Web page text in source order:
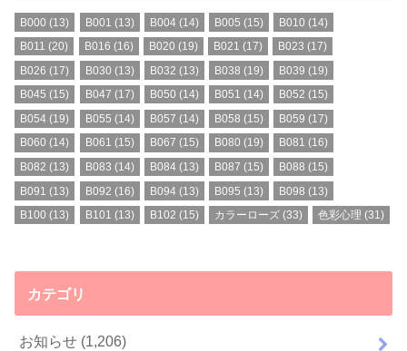
B000 (13) B001 (13) B004(14) B005 (15) B010 (14)
B011 (20) B016 (16) B020 (19) B021 (17) B023 (17)
B026 (17) B030 (13) B032 (13) B038 (19) B039 (19)
B045 (15) B047 (17) B050 (14) B051 (14) B052 (15)
B054 (19) B055 (14) B057 (14) B058 (15) B059 (17)
B060 (14) B061 (15) B067 (15) B080 (19) B081 (16)
B082 (13) B083 (14) B084(13) B087 (15) B088 (15)
B091 (13) B092 (16) B094(13) B095 (13) B098 (13)
B100 (13) B101 (13) B102 (15) カラーローズ (33) 色彩心理 (31)
カテゴリ
お知らせ (1,206)